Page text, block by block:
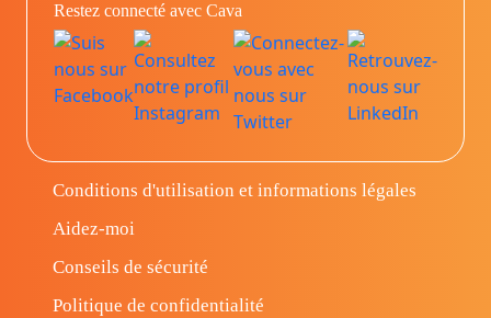
Restez connecté avec Cava
Conditions d'utilisation et informations légales
Aidez-moi
Conseils de sécurité
Politique de confidentialité